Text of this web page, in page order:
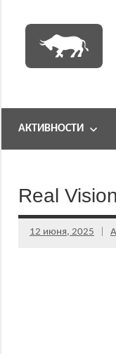
содержимому
портал
АКТИВНОСТИ
Real
12 июня, 2025